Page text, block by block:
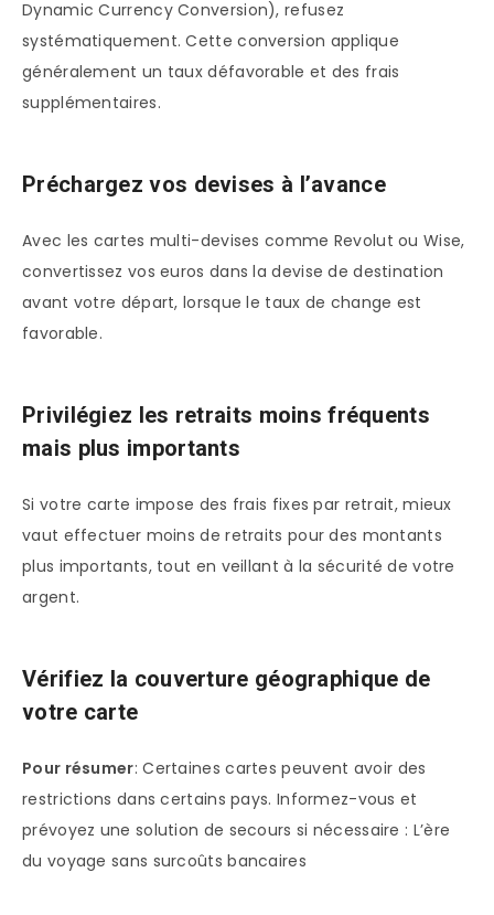
Dynamic Currency Conversion), refusez
systématiquement. Cette conversion applique
généralement un taux défavorable et des frais
supplémentaires.
Préchargez vos devises à l’avance
Avec les cartes multi-devises comme Revolut ou Wise,
convertissez vos euros dans la devise de destination
avant votre départ, lorsque le taux de change est
favorable.
Privilégiez les retraits moins fréquents
mais plus importants
Si votre carte impose des frais fixes par retrait, mieux
vaut effectuer moins de retraits pour des montants
plus importants, tout en veillant à la sécurité de votre
argent.
Vérifiez la couverture géographique de
votre carte
Pour résumer: Certaines cartes peuvent avoir des
restrictions dans certains pays. Informez-vous et
prévoyez une solution de secours si nécessaire : L’ère
du voyage sans surcoûts bancaires